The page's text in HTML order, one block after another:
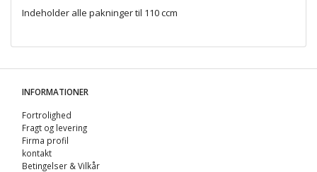
Indeholder alle pakninger til 110 ccm
INFORMATIONER
Fortrolighed
Fragt og levering
Firma profil
kontakt
Betingelser & Vilkår